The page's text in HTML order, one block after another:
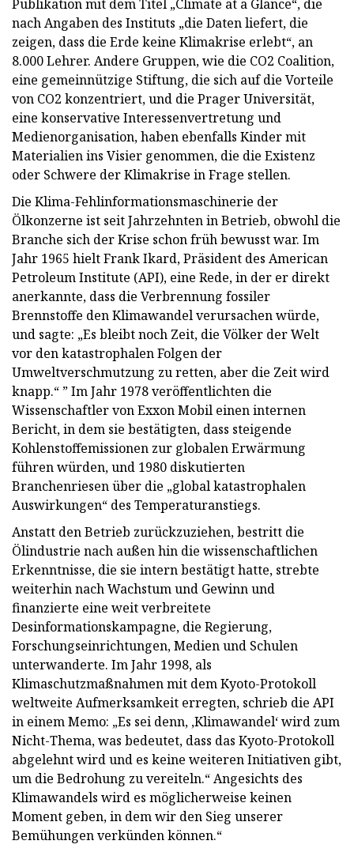
Publikation mit dem Titel „Climate at a Glance“, die
nach Angaben des Instituts „die Daten liefert, die
zeigen, dass die Erde keine Klimakrise erlebt“, an
8.000 Lehrer. Andere Gruppen, wie die CO2 Coalition,
eine gemeinnützige Stiftung, die sich auf die Vorteile
von CO2 konzentriert, und die Prager Universität,
eine konservative Interessenvertretung und
Medienorganisation, haben ebenfalls Kinder mit
Materialien ins Visier genommen, die die Existenz
oder Schwere der Klimakrise in Frage stellen.
Die Klima-Fehlinformationsmaschinerie der
Ölkonzerne ist seit Jahrzehnten in Betrieb, obwohl die
Branche sich der Krise schon früh bewusst war. Im
Jahr 1965 hielt Frank Ikard, Präsident des American
Petroleum Institute (API), eine Rede, in der er direkt
anerkannte, dass die Verbrennung fossiler
Brennstoffe den Klimawandel verursachen würde,
und sagte: „Es bleibt noch Zeit, die Völker der Welt
vor den katastrophalen Folgen der
Umweltverschmutzung zu retten, aber die Zeit wird
knapp.“ ” Im Jahr 1978 veröffentlichten die
Wissenschaftler von Exxon Mobil einen internen
Bericht, in dem sie bestätigten, dass steigende
Kohlenstoffemissionen zur globalen Erwärmung
führen würden, und 1980 diskutierten
Branchenriesen über die „global katastrophalen
Auswirkungen“ des Temperaturanstiegs.
Anstatt den Betrieb zurückzuziehen, bestritt die
Ölindustrie nach außen hin die wissenschaftlichen
Erkenntnisse, die sie intern bestätigt hatte, strebte
weiterhin nach Wachstum und Gewinn und
finanzierte eine weit verbreitete
Desinformationskampagne, die Regierung,
Forschungseinrichtungen, Medien und Schulen
unterwanderte. Im Jahr 1998, als
Klimaschutzmaßnahmen mit dem Kyoto-Protokoll
weltweite Aufmerksamkeit erregten, schrieb die API
in einem Memo: „Es sei denn, ‚Klimawandel‘ wird zum
Nicht-Thema, was bedeutet, dass das Kyoto-Protokoll
abgelehnt wird und es keine weiteren Initiativen gibt,
um die Bedrohung zu vereiteln.“ Angesichts des
Klimawandels wird es möglicherweise keinen
Moment geben, in dem wir den Sieg unserer
Bemühungen verkünden können.“